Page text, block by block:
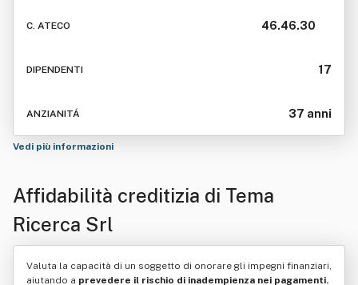
C. ATECO 46.46.30
DIPENDENTI 17
ANZIANITÁ 37 anni
Vedi più informazioni
Affidabilità creditizia di Tema
Ricerca Srl
Valuta la capacità di un soggetto di onorare gli impegni finanziari,
aiutando a prevedere il rischio di inadempienza nei pagamenti.